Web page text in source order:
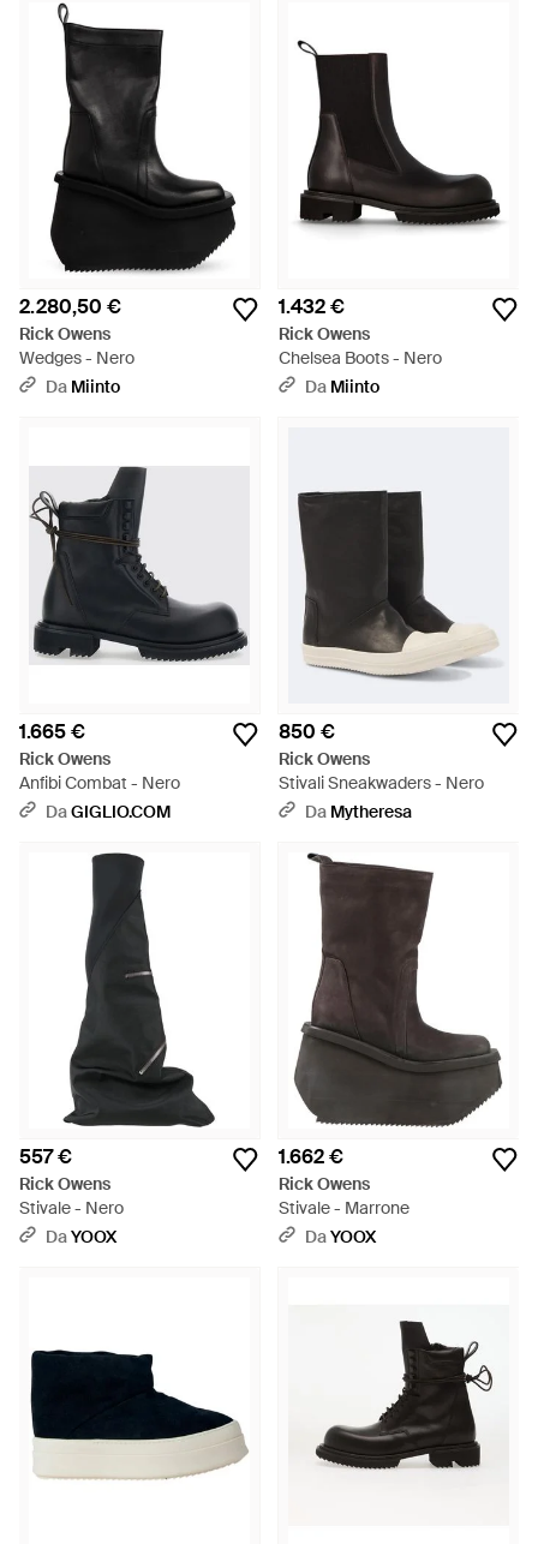
2.280,50 €
Rick Owens
Wedges - Nero
Da Miinto
1.432 €
Rick Owens
Chelsea Boots - Nero
Da Miinto
1.665 €
Rick Owens
Anfibi Combat - Nero
DaGIGLIO.COM
850 €
Rick Owens
Stivali Sneakwaders - Nero
Da Mytheresa
557 €
Rick Owens
Stivale - Nero
DaYOOX
1.662 €
Rick Owens
Stivale - Marrone
DaYOOX